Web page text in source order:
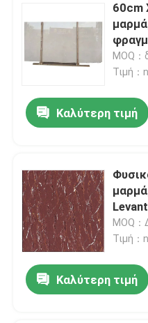
Επισκεψή εργοστασίου
Έλεγχος ποιότητας
Ειδήσεις
Υποθέσεις
Ζητήστε μια προσφορά
60cm
MOQ
Τιμή：
Καλύτερη τιμή
MOQ
Τιμή：
Καλύτερη τιμή